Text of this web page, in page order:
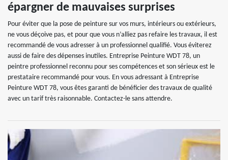
épargner de mauvaises surprises
Pour éviter que la pose de peinture sur vos murs, intérieurs ou extérieurs,
ne vous déçoive pas, et pour que vous n’alliez pas refaire les travaux, il est
recommandé de vous adresser à un professionnel qualifié. Vous éviterez
aussi de faire des dépenses inutiles. Entreprise Peinture WDT 78, un
peintre professionnel reconnu pour ses compétences et son sérieux est le
prestataire recommandé pour vous. En vous adressant à Entreprise
Peinture WDT 78, vous êtes garanti de bénéficier des travaux de qualité
avec un tarif très raisonnable. Contactez-le sans attendre.